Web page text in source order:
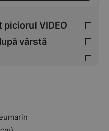
piciorul VIDEO
vârstă